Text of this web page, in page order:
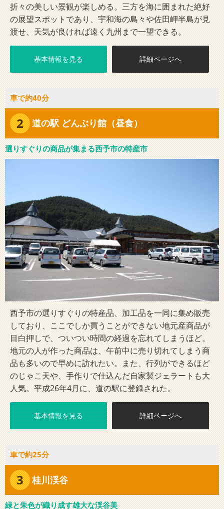
折々の美しい景観が楽しめる。三方を海に囲まれた絶好
の展望スポットであり、宇和海の島々や佐田岬半島が見
渡せ、天気が良ければ遠く九州まで一望できる。
基本情報を見る 詳細ページへ
車で約40分
2 道の駅 どんぶり館（昼食）
選りすぐりの商品が集まる西予市の特産市
西予市の選りすぐりの特産品、加工品を一同に集め販売
しており、ここでしか買うことができない地元産商品が
目白押しで、ついつい時間の経過を忘れてしまうほど。
地元の人が作った商品は、午前中に売り切れてしまう商
品も多いので早めに訪れたい。また、行列ができるほど
のじゃこ天や、手作りで仕込んだ自家製ジェラートも大
人気。平成26年4月に、道の駅に登録された。
基本情報を見る 詳細ページへ
車で約25分
3 桂川渓谷
緑と朱色が織り成す雄大な渓谷美